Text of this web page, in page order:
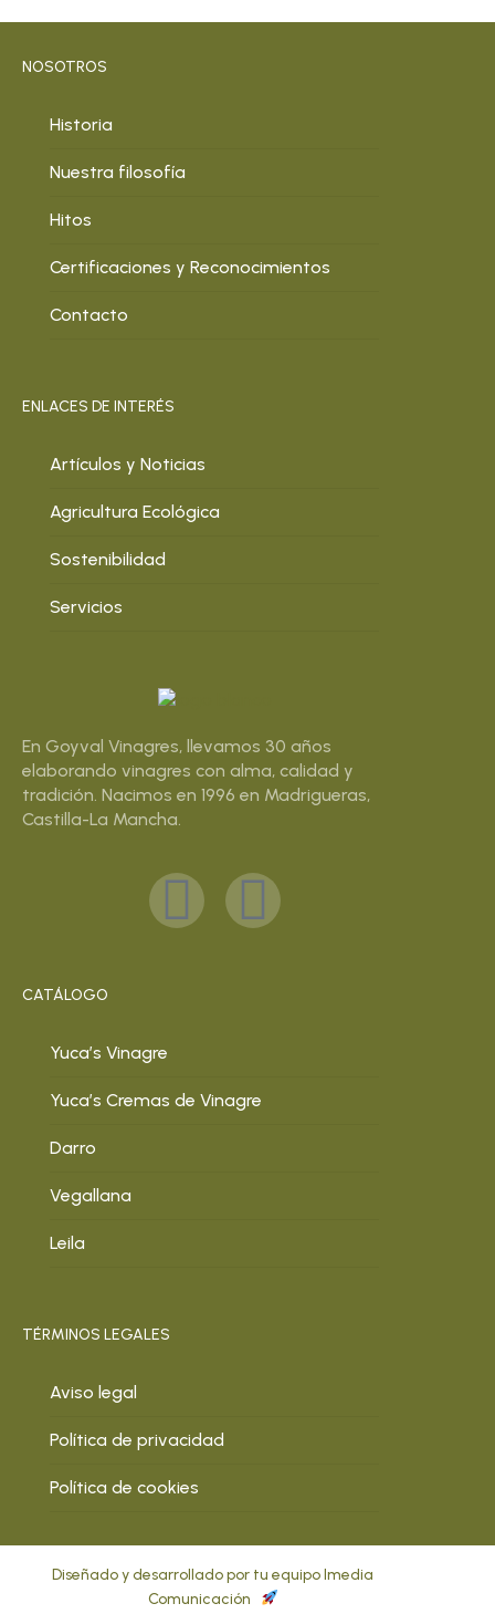
NOSOTROS
Historia
Nuestra filosofía
Hitos
Certificaciones y Reconocimientos
Contacto
ENLACES DE INTERÉS
Artículos y Noticias
Agricultura Ecológica
Sostenibilidad
Servicios
En Goyval Vinagres, llevamos 30 años
elaborando vinagres con alma, calidad y
tradición. Nacimos en 1996 en Madrigueras,
Castilla-La Mancha.
CATÁLOGO
Yuca’s Vinagre
Yuca’s Cremas de Vinagre
Darro
Vegallana
Leila
TÉRMINOS LEGALES
Aviso legal
Política de privacidad
Política de cookies
Diseñado y desarrollado por tu equipo Imedia
Comunicación